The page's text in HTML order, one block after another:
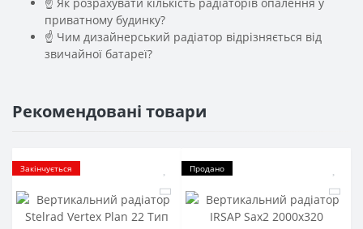
приватному будинку?
☝ Чим дизайнерський радіатор відрізняється від
звичайної батареї?
Рекомендовані товари
Закінчується Продано